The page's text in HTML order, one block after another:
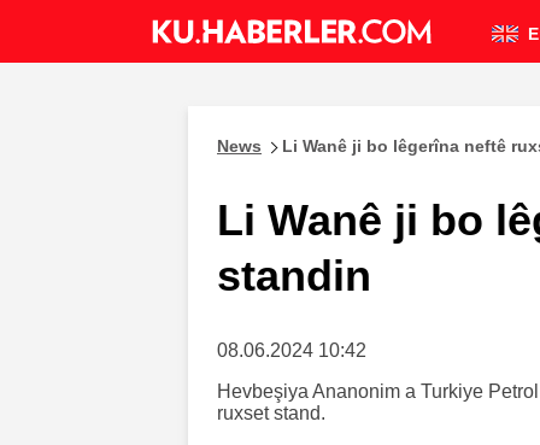
News Li Wanê ji bo lêgerîna neftê
Li Wanê ji bo
standin
08.06.2024 10:42
Hevbeşiya Ananonim a Turkiye
ruxset stand.